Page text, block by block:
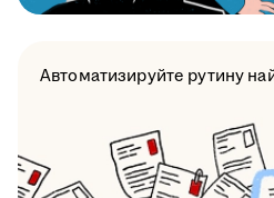
Автоматизируйте рутину